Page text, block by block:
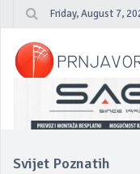
Friday, August 7,
Svijet Poznatih